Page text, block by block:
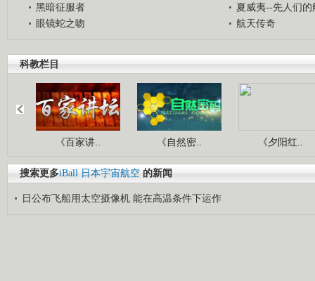
黑暗征服者
夏威夷--先人们的
眼镜蛇之吻
航天传奇
科教栏目
《百家讲.. 《自然密.. 《夕阳红..
搜索更多iBall 日本宇宙航空 的新闻
日公布飞船用太空摄像机 能在高温条件下运作